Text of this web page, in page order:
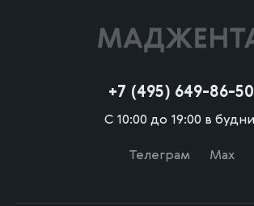
+7 (495) 649-86-50
С 10:00 до 19:00 в
Телеграм
Max